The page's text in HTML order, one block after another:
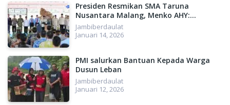
Presiden Resmikan SMA Taruna
Nusantara Malang, Menko AHY:
Menyiapkan SDM Unggul, Menuju
Indonesia Emas 2045
Jambiberdaulat
Januari 14, 2026
PMI salurkan Bantuan Kepada Warga
Dusun Leban
Jambiberdaulat
Januari 12, 2026